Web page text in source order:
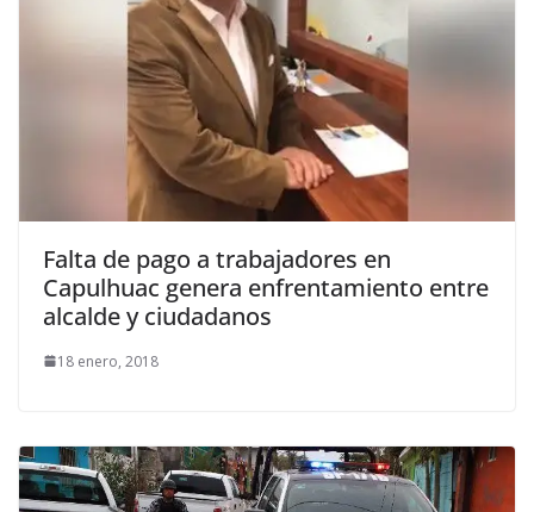
Falta de pago a trabajadores en
Capulhuac genera enfrentamiento entre
alcalde y ciudadanos
18 enero, 2018